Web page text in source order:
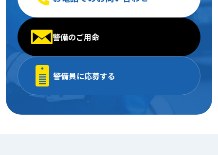
警備のご用命
警備員に応募する